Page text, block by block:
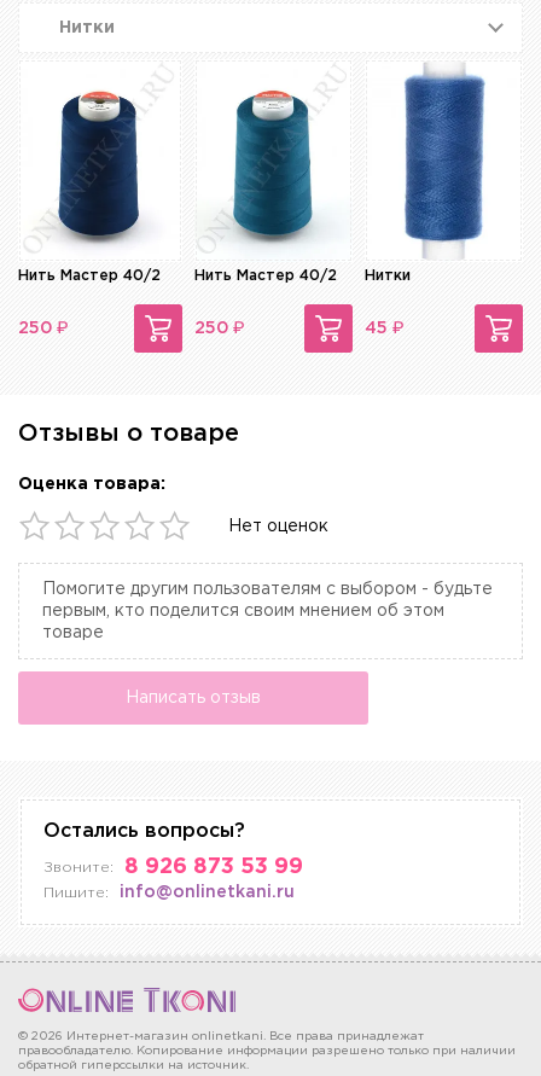
Нитки
Нить Мастер 40/2
250 ₽
Нить Мастер 40/2
250 ₽
Нитки
45 ₽
Отзывы о товаре
Оценка товара:
Нет оценок
Помогите другим пользователям с выбором - будьте
первым, кто поделится своим мнением об этом
товаре
Написать отзыв
Остались вопросы?
Звоните: 8 926 873 53 99
Пишите: info@onlinetkani.ru
© 2026 Интернет-магазин onlinetkani. Все права принадлежат
правообладателю. Копирование информации разрешено только при наличии
обратной гиперссылки на источник.